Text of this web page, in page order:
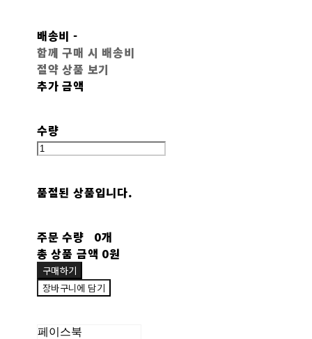
배송비 -
함께 구매 시 배송비
절약 상품 보기
추가 금액
수량
품절된 상품입니다.
주문 수량
0개
총 상품 금액 0원
구매하기
장바구니에 담기
페이스북